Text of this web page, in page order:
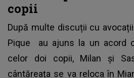
copii
După multe discuții cu avocații
Pique
au ajuns la un acord
celor doi copii, Milan și
cântăreața se va reloca în